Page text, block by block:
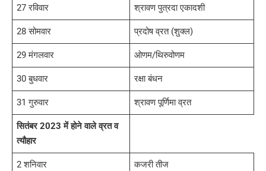
27 रविवार श्रावण पुत्रदा एकादशी
28 सोमवार प्रदोष व्रत (शुक्ल)
29 मंगलवार ओणम/थिरुवोणम
30 बुधवार रक्षा बंधन
31 गुरुवार श्रावण पूर्णिमा व्रत
सितंबर 2023 में होने वाले व्रत व
त्यौहार
2 शनिवार कजरी तीज